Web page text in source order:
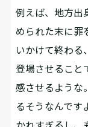
例えば、地方出
められた末に罪
いかけて終わる
登場させること
感させるような
るそうなんです